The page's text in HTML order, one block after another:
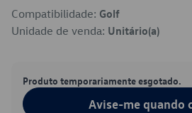
Compatibilidade: Golf
Unidade de venda: Unitário(a)
Produto temporariamente esgotado.
Avise-me quando